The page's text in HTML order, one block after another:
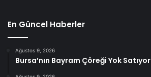
En Güncel Haberler
Ağustos 9, 2026
Bursa’nın Bayram Çöreği Yok Satıyor